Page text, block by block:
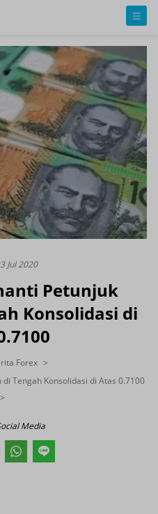
Jul 2020
Petunjuk
Konsolidasi di
Forex
Tengah Konsolidasi di Atas 0.7100
Media